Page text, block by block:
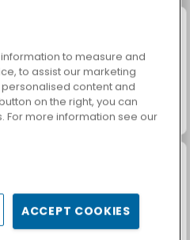
Teacher Simulator
to measure and
to assist our marketing
content and
on the right, you can
For more information see our
ACCEPT COOKIES